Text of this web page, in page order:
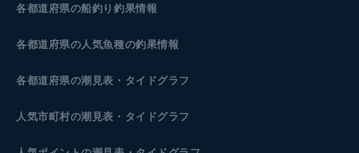
各都道府県の船釣り釣果情報
各都道府県の人気魚種の釣果情報
各都道府県の潮見表 ・タイドグラフ
人気市町村の潮見表・タイドグラフ